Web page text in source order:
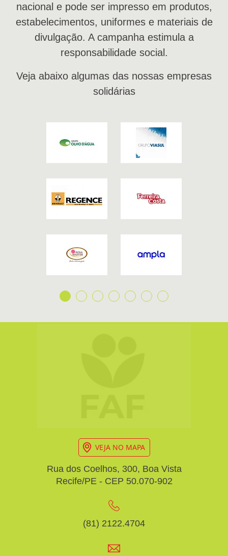
nacional e pode ser impresso em produtos,
estabelecimentos, uniformes e materiais de
divulgação. A campanha estimula a
responsabilidade social.
Veja abaixo algumas das nossas empresas
solidárias
VEJA NO MAPA
Rua dos Coelhos, 300, Boa Vista
Recife/PE - CEP 50.070-902
(81) 2122.4704